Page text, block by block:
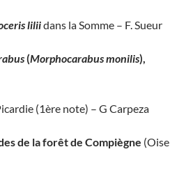
liliidans la Somme – F. Sueur
(Morphocarabus monilis),
(1ère note) – G Carpeza
de la forêt de Compiègne (Oise